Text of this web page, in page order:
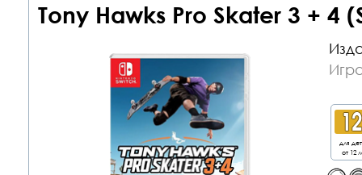
Tony Hawks Pro Skater 3 + 4
для
от 12